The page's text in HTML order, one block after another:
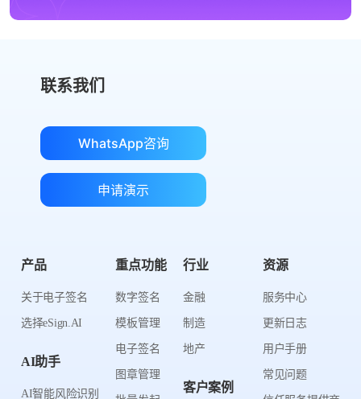
联系我们
WhatsApp咨询
申请演示
产品
关于电子签名
选择eSign.AI
AI助手
AI智能风险识别
重点功能
数字签名
模板管理
电子签名
图章管理
行业
金融
制造
地产
客户案例
资源
服务中心
更新日志
用户手册
常见问题